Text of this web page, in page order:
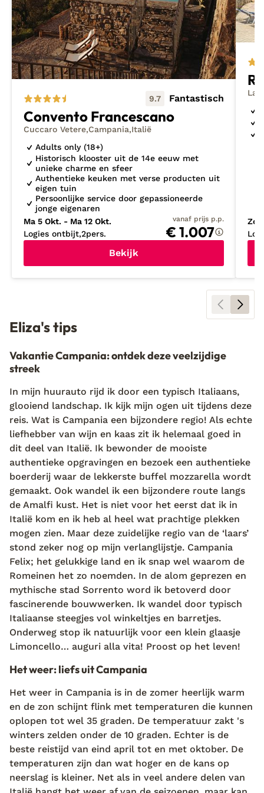
nemen tussen mijnnieuwste ontdekkingen of
mijnlast minute vakantiesnaar Italië als je al snel op
reis wilt.
9.7 Fantastisch
Convento Francescano
Cuccaro Vetere Campania Italië
Adults only (18+)
Historisch klooster uit de 14e eeuw met
unieke charme en sfeer
Authentieke keuken met verse producten uit
eigen tuin
Persoonlijke service door gepassioneerde
jonge eigenaren
Ma 5 Okt. - Ma 12 Okt.
Logies ontbijt 2pers.
vanaf prijs p.p.
€ 1.007
Bekijk
Zo
Eliza's tips
Vakantie Campania: ontdek deze veelzijdige
streek
In mijn huurauto rijd ik door een typisch Italiaans,
glooiend landschap. Ik kijk mijn ogen uit tijdens deze
reis. Wat is Campania een bijzondere regio! Als echte
liefhebber van wijn en kaas zit ik helemaal goed in
dit deel van Italië. Ik bewonder de mooiste
authentieke opgravingen en bezoek een authentieke
boerderij waar de lekkerste buffel mozzarella wordt
gemaakt. Ook wandel ik een bijzondere route langs
de Amalfi kust. Het is niet voor het eerst dat ik in
Italië kom en ik heb al heel wat prachtige plekken
mogen zien. Maar deze zuidelijke regio van de ‘laars’
stond zeker nog op mijn verlanglijstje. Campania
Felix; het gelukkige land en ik snap wel waarom de
Romeinen het zo noemden. In de alom geprezen en
mythische stad Sorrento word ik betoverd door
fascinerende bouwwerken. Ik wandel door typisch
Italiaanse steegjes vol winkeltjes en barretjes.
Onderweg stop ik natuurlijk voor een klein glaasje
Limoncello… auguri alla vita! Proost op het leven!
Het weer: liefs uit Campania
Het weer in Campania is in de zomer heerlijk warm
en de zon schijnt flink met temperaturen die kunnen
oplopen tot wel 35 graden. De temperatuur zakt 's
winters zelden onder de 10 graden. Echter is de
beste reistijd van eind april tot en met oktober. De
temperaturen zijn dan wat hoger en de kans op
neerslag is kleiner. Net als in veel andere delen van